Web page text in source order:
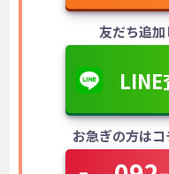
友だち追加
LINE
お急ぎの方は